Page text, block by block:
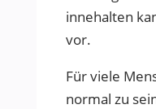
innehalten
vor.
Für viele
normal zu